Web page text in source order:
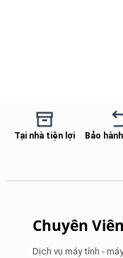
Tại nhà tiện lợi Bảo
Chuyên
Dịch vụ máy tính -